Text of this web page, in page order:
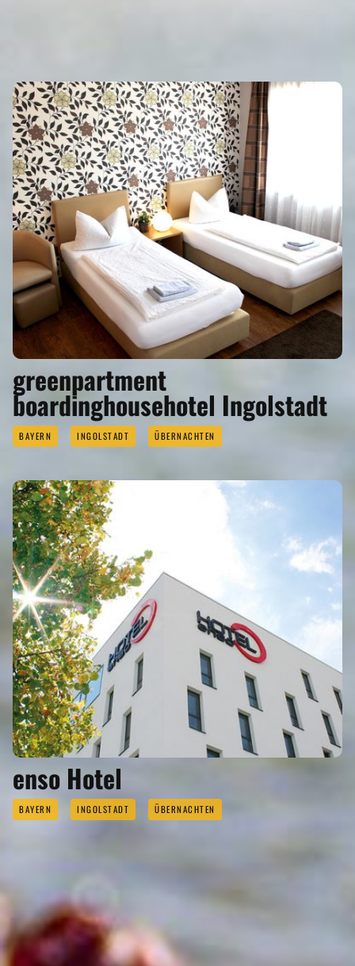
greenpartment
boardinghousehotel Ingolstadt
BAYERN INGOLSTADT ÜBERNACHTEN
enso Hotel
BAYERN INGOLSTADT ÜBERNACHTEN
INGOLSTDT GEHÖRT ZU DEN